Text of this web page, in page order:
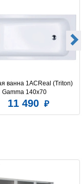
ванна 1ACReal (Triton)
Gamma 140x70
11 490